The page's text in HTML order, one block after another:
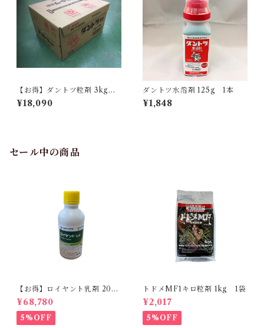
【お得】ダントツ粒剤 3kg
【1箱】6袋入
¥18,090
ダントツ水溶剤 125g 1本
¥1,848
セール中の商品
【お得】ロイヤント乳剤 200
ml 【1箱】20本入
¥68,780
5%OFF
トドメMF1キロ粒剤 1kg 1袋
¥2,017
5%OFF